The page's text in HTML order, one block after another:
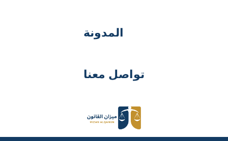
المدونة
تواصل معنا